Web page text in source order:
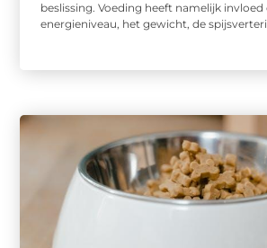
beslissing. Voeding heeft namelijk
energieniveau, het gewicht, de